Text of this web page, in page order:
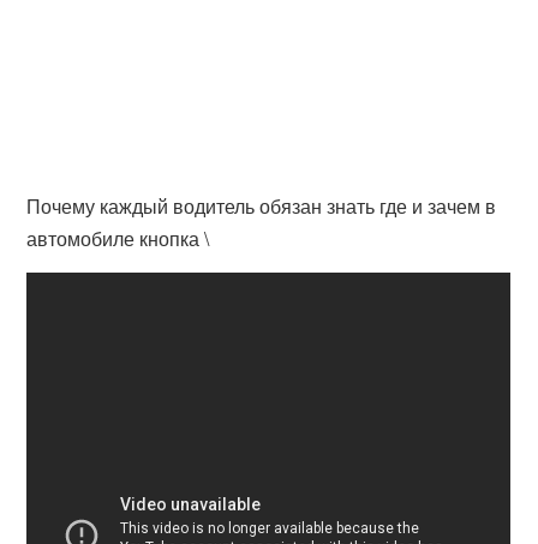
Почему каждый водитель обязан знать где и зачем в
автомобиле кнопка \